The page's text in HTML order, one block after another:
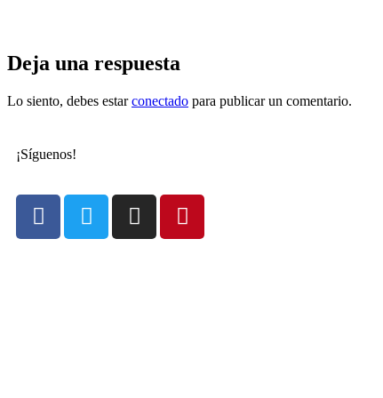
Deja una respuesta
Lo siento, debes estarconectado para publicar un comentario.
¡Síguenos!